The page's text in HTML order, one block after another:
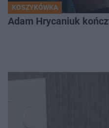
KOSZYKÓWKA
Adam Hrycaniuk